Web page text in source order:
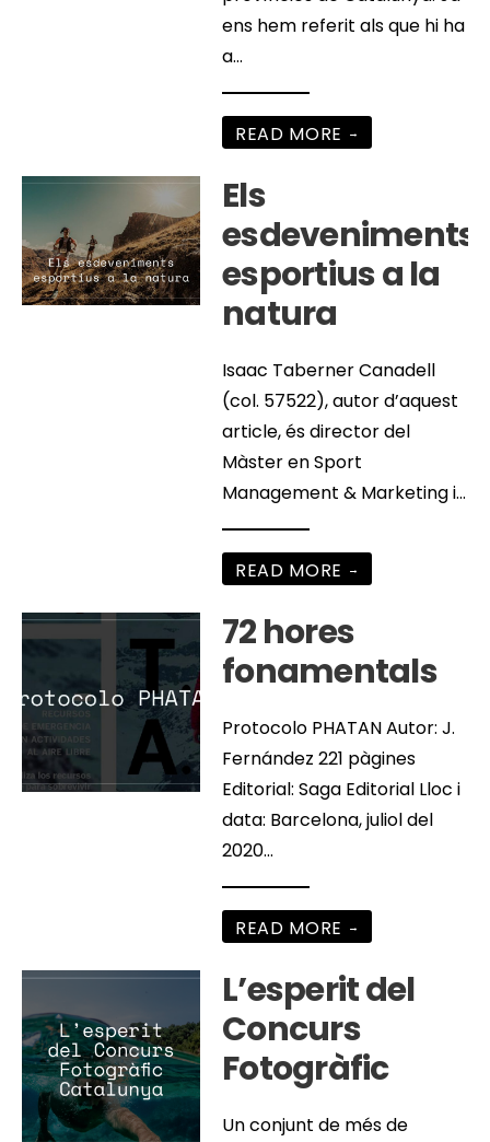
ens hem referit als que hi ha
a...
READ MORE →
Els
esdeveniments
esportius a la
natura
Isaac Taberner Canadell
(col. 57522), autor d’aquest
article, és director del
Màster en Sport
Management & Marketing i...
READ MORE →
72 hores
fonamentals
Protocolo PHATAN Autor: J.
Fernández 221 pàgines
Editorial: Saga Editorial Lloc i
data: Barcelona, juliol del
2020...
READ MORE →
L’esperit del
Concurs
Fotogràfic
Un conjunt de més de